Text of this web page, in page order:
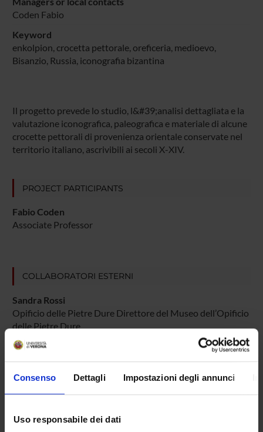
Consenso Dettagli Impostazioni degli annunci
Uso responsabile dei dati
Coden Fabio
Keyword
enkolpion, crocetta pettorale, oreficeria, medioevo,
Bisanzio, Russia, iconografia bizantina
Il progetto prevede lo studio, l&#39;analisi dettagliata e la
valutazione iconografica, paleografica e materiale di alcune
crocette pettorali di provenienza orientale conservate nel
territorio italiano, ascrivibili ai secoli X-XIV.
PROJECT PARTICIPANTS
Fabio Coden
Associate Professor
COLLABORATORI ESTERNI
Sandra Rossi
Opificio delle Pietre Dure Direttore del Museo dell’Opificio
delle Pietre Dure
Alberto Albertii
Università di Bologna Dipartimento di Lingue, Letterature e
Culture Moderne Ricercatore confermato
RESEARCH AREAS INVOLVED IN THE PROJECT